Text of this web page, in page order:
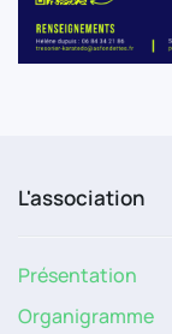
L'association
Présentation
Organigramme